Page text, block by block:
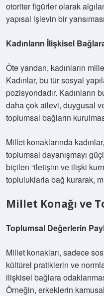
otoriter figürler olarak
yapısal işlevin bir
Kadınların İlişkisel
Öte yandan, kadınların
Kadınlar, bu tür sosyal
pozisyondadır. Kadınların
daha çok ailevi, duygusal
toplumsal bağların
Millet konaklarında
toplumsal dayanışmayı
biçilen “iletişim ve ilişki
topluluklarla bağ kurarak,
Millet Konağı ve
Toplumsal Değerlerin
Millet konakları, sadece
kültürel pratiklerin ve
ilişkisel bağlara
Örneğin, erkeklerin